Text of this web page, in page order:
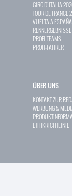
GIRO D`ITALIA
TOUR DE FRANCE
VUELTA A
RENNERGEBNISSE
PROFI-TEAMS
PROFI-FAHRER
ÜBER UNS
KONTAKT ZUR
WERBUNG &
ETHIKRICHTLINIE